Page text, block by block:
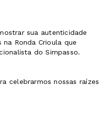
sua autenticidade
Ronda Crioula que
do Simpasso.
celebrarmos nossas raízes